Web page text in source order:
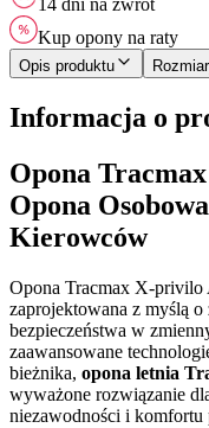
Kup opony na raty
Opis produktu
Informacja o
Opona
Opona
Kierowców
Opona Tracmax X-privilo
zaprojektowana z myślą
bezpieczeństwa w
zaawansowane
bieżnika, opona letnia
wyważone rozwiązanie
niezawodności i komfortu